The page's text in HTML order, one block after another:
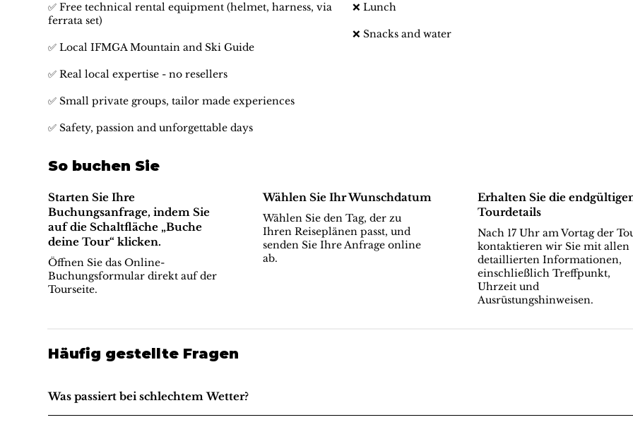
✅ Free technical rental equipment (helmet, harness, via
ferrata set)
✅ Local IFMGA Mountain and Ski Guide
✅ Real local expertise - no resellers
✅ Small private groups, tailor made experiences
✅ Safety, passion and unforgettable days
❌ Lunch
❌ Snacks and water
So buchen Sie
Starten Sie Ihre
Buchungsanfrage, indem Sie
auf die Schaltfläche „Buche
deine Tour“ klicken.
Öffnen Sie das Online-
Buchungsformular direkt auf der
Tourseite.
Wählen Sie Ihr Wunschdatum
Wählen Sie den Tag, der zu
Ihren Reiseplänen passt, und
senden Sie Ihre Anfrage online
ab.
Erhalten Sie die
Tourdetails
Nach 17 Uhr am Vortag der
kontaktieren wir Sie mit allen
detaillierten Informationen,
einschließlich Treffpunkt,
Uhrzeit und
Ausrüstungshinweisen.
Häufig gestellte Fragen
Was passiert bei schlechtem Wetter?